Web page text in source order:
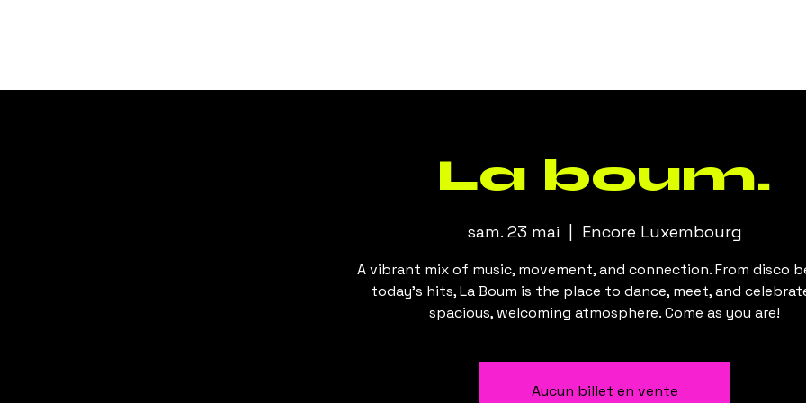
La boum.
sam. 23 mai Encore Luxembourg
A vibrant mix of music, movement, and connection. From disco
today’s hits, La Boum is the place to dance, meet, and
spacious, welcoming atmosphere. Come as you are!
Aucun billet en vente